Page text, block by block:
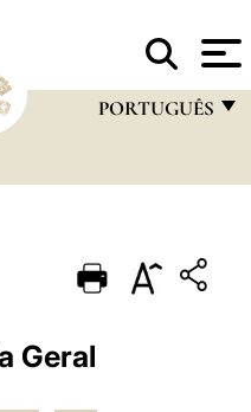
PORTUGUÊS
PORTUGUÊS
Geral